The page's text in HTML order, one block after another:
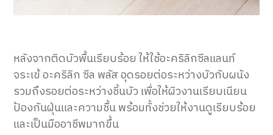
หลังจากติดบัวพื้นเรียบร้อย ให้ใช้อะคริลิกซีลแลนท์
จระเข้ อะคริลิก ซีล พลัส อุดรอยต่อระหว่างบัวกับผนัง
รวมถึงรอยต่อระหว่างชิ้นบัว เพื่อให้ผิวงานเรียบเนียน
ป้องกันฝุ่นและความชื้น พร้อมทั้งช่วยให้งานดูเรียบร้อย
และเป็นมืออาชีพมากขึ้น